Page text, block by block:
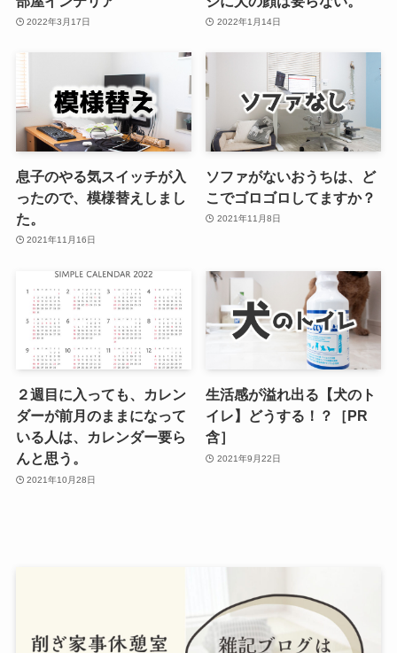
2022年3月17日 2022年1月14日
息子のやる気スイッチが入
ったので、模様替えしまし
た。
2021年11月16日
ソファがないおうちは、ど
こでゴロゴロしてますか？
2021年11月8日
２週目に入っても、カレン
ダーが前月のままになって
いる人は、カレンダー要ら
んと思う。
2021年10月28日
生活感が溢れ出る【犬のト
イレ】どうする！？［PR
含］
2021年9月22日